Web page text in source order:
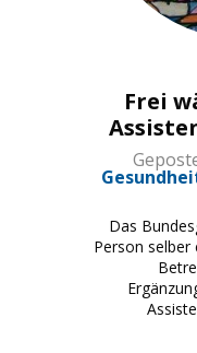
Frei
Das
Person selber